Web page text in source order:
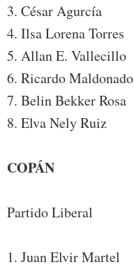
3. César Agurcía
4. Ilsa Lorena Torres
5. Allan E. Vallecillo
6. Ricardo Maldonado
7. Belin Bekker Rosa
8. Elva Nely Ruiz
COPÁN
Partido Liberal
1. Juan Elvir Martel